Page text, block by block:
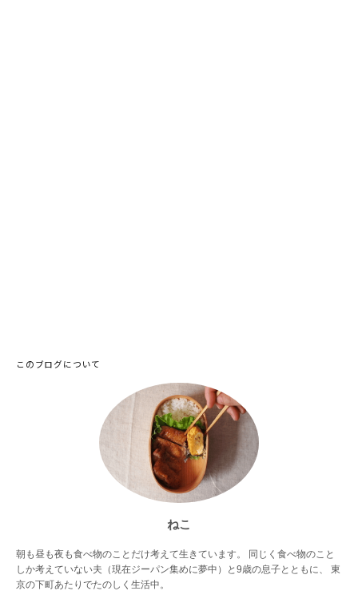
このブログについて
ねこ
朝も昼も夜も食べ物のことだけ考えて生きています。 同じく食べ物のこと
しか考えていない夫（現在ジーパン集めに夢中）と9歳の息子とともに、 東
京の下町あたりでたのしく生活中。